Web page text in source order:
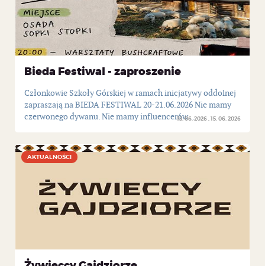
Bieda Festiwal - zaproszenie
15. 06. 2026 15. 06. 2026
Członkowie Szkoły Górskiej w ramach inicjatywy oddolnej
zapraszają na BIEDA FESTIWAL 20-21.06.2026 Nie mamy
czerwonego dywanu. Nie mamy influencerów...
AKTUALNOŚCI
AKTUALNOŚCI